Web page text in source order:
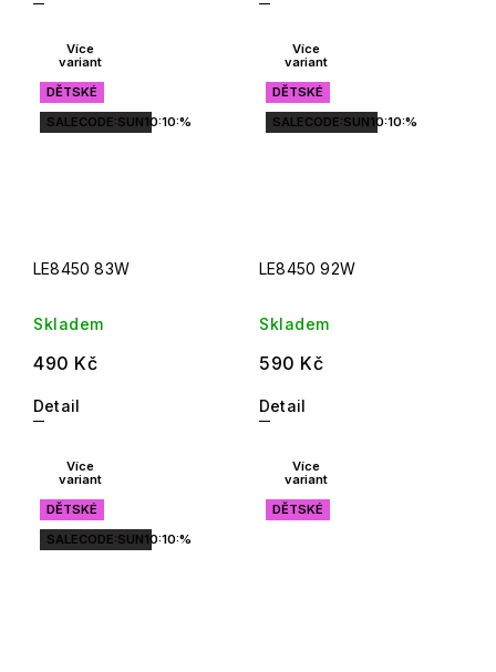
Více
variant
DĚTSKÉ
SALECODE:SUN10:10:%
LE8450 83W
Skladem
490 Kč
Detail
Více
variant
DĚTSKÉ
SALECODE:SUN10:10:%
LE8450 92W
Skladem
590 Kč
Detail
Více
variant
DĚTSKÉ
SALECODE:SUN10:10:%
Více
variant
DĚTSKÉ